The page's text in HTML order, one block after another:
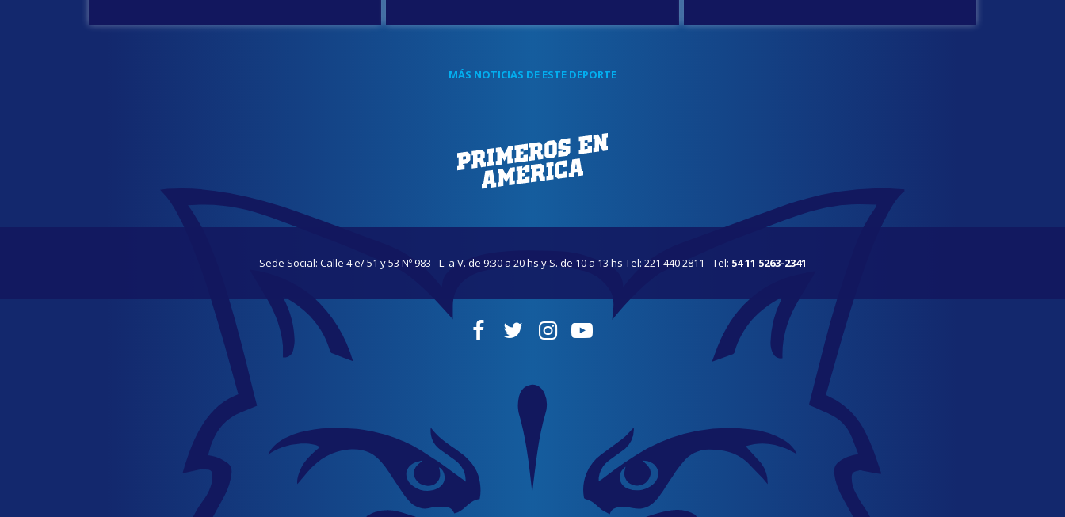
MÁS NOTICIAS DE ESTE DEPORTE
Sede Social: Calle 4 e/ 51 y 53 Nº 983 - L. a V. de 9:30 a 20 hs y S. de 10 a 13 hs Tel: 221 440 2811 - Tel: 54 11 5263-2341